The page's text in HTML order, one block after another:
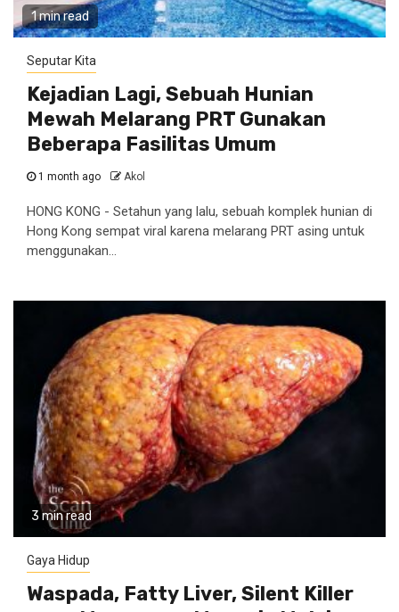
1 min read
Seputar Kita
Kejadian Lagi, Sebuah Hunian
Mewah Melarang PRT Gunakan
Beberapa Fasilitas Umum
1 month ago Akol
HONG KONG - Setahun yang lalu, sebuah komplek hunian di
Hong Kong sempat viral karena melarang PRT asing untuk
menggunakan...
3 min read
Gaya Hidup
Waspada, Fatty Liver, Silent Killer